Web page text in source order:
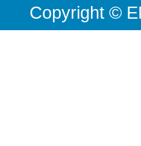
Copyright ©